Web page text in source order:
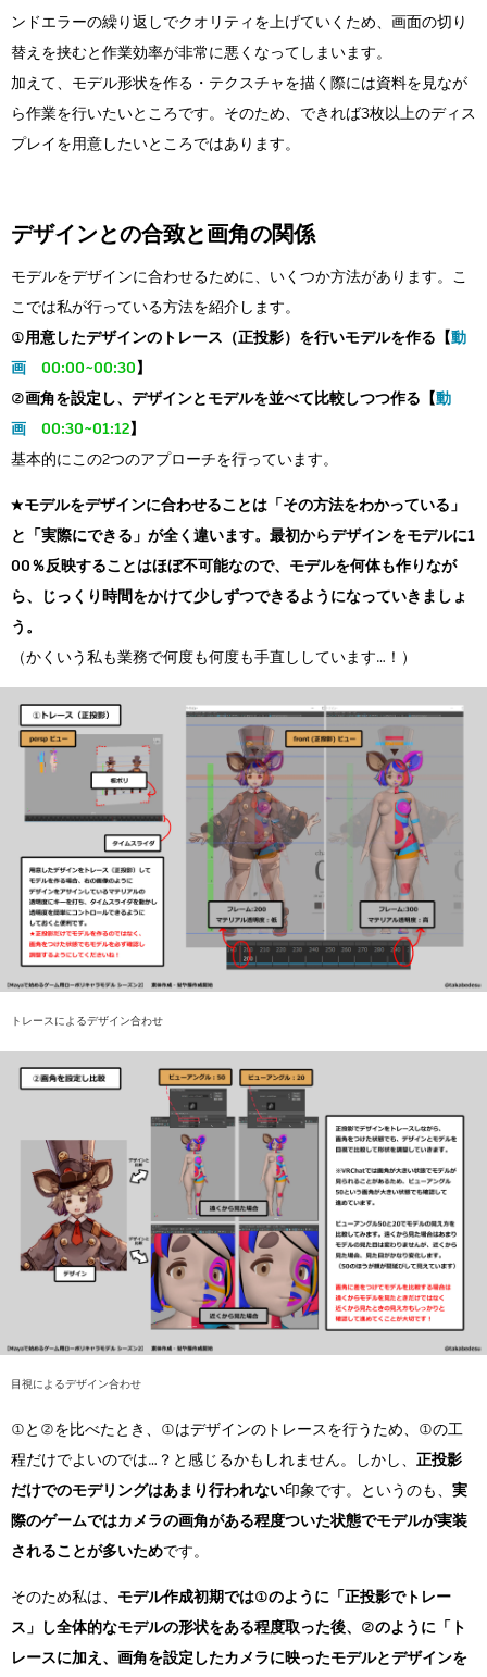
ンドエラーの繰り返しでクオリティを上げていくため、画面の切り
替えを挟むと作業効率が非常に悪くなってしまいます。
加えて、モデル形状を作る・テクスチャを描く際には資料を見なが
ら作業を行いたいところです。そのため、できれば3枚以上のディス
プレイを用意したいところではあります。
デザインとの合致と画角の関係
モデルをデザインに合わせるために、いくつか方法があります。こ
こでは私が行っている方法を紹介します。
①用意したデザインのトレース（正投影）を行いモデルを作る 【動
画 00:00~00:30】
②画角を設定し、デザインとモデルを並べて比較しつつ作る 【動
画 00:30~01:12】
基本的にこの2つのアプローチを行っています。
★モデルをデザインに合わせることは「その方法をわかっている」
と「実際にできる」が全く違います。最初からデザインをモデルに1
00％反映することはほぼ不可能なので、モデルを何体も作りなが
ら、じっくり時間をかけて少しずつできるようになっていきましょ
う。
（かくいう私も業務で何度も何度も手直ししています…！）
トレースによるデザイン合わせ
目視によるデザイン合わせ
①と②を比べたとき、①はデザインのトレースを行うため、①の工
程だけでよいのでは…？と感じるかもしれません。しかし、 正投影
だけでのモデリングはあまり行われない印象です。というのも、 実
際のゲームではカメラの画角がある程度ついた状態でモデルが実装
されることが多いためです。
そのため私は、 モデル作成初期では①のように「正投影でトレー
ス」し全体的なモデルの形状をある程度取った後、②のように「ト
レースに加え、画角を設定したカメラに映ったモデルとデザインを